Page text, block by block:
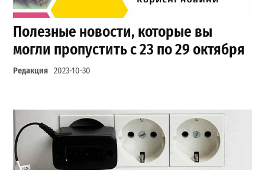
Полезные новости, которые вы
могли пропустить с 23 по 29 октября
Редакция 2023-10-30